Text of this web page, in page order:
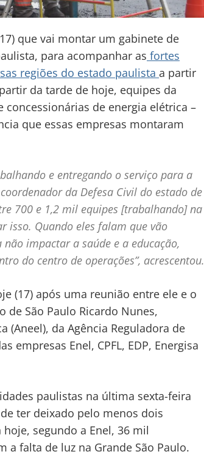
que vai montar um gabinete de
para acompanhar as fortes
regiões do estado paulista a partir
da tarde de hoje, equipes da
de energia elétrica –
que essas empresas montaram
e entregando o serviço para a
da Defesa Civil do estado de
700 e 1,2 mil equipes [trabalhando] na
isso. Quando eles falam que vão
impactar a saúde e a educação,
do centro de operações”, acrescentou.
(17) após uma reunião entre ele e o
de São Paulo Ricardo Nunes,
(Aneel), da Agência Reguladora de
empresas Enel, CPFL, EDP, Energisa
paulistas na última sexta-feira
ter deixado pelo menos dois
segundo a Enel, 36 mil
falta de luz na Grande São Paulo.